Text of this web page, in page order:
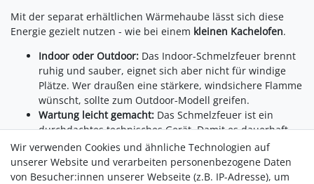
Mit der separat erhältlichen Wärmehaube lässt sich diese
Energie gezielt nutzen - wie bei einem kleinen Kachelofen.
Indoor oder Outdoor: Das Indoor-Schmelzfeuer brennt
ruhig und sauber, eignet sich aber nicht für windige
Plätze. Wer draußen eine stärkere, windsichere Flamme
wünscht, sollte zum Outdoor-Modell greifen.
Wartung leicht gemacht: Das Schmelzfeuer ist ein
durchdachtes technisches Gerät. Damit es dauerhaft
zuverlässig funktioniert, sind gelegentlichkleine
Wartungsarbeitennötig - einfach beschrieben in der
beiliegenden Anleitung.
Wir verwenden Cookies und ähnliche Technologien auf
unserer Website und verarbeiten personenbezogene Daten
von Besucher:innen unserer Webseite (z.B. IP-Adresse), um